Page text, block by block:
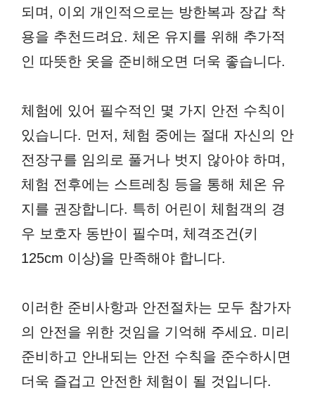
되며, 이외 개인적으로는 방한복과 장갑 착
용을 추천드려요. 체온 유지를 위해 추가적
인 따뜻한 옷을 준비해오면 더욱 좋습니다.
체험에 있어 필수적인 몇 가지 안전 수칙이
있습니다. 먼저, 체험 중에는 절대 자신의 안
전장구를 임의로 풀거나 벗지 않아야 하며,
체험 전후에는 스트레칭 등을 통해 체온 유
지를 권장합니다. 특히 어린이 체험객의 경
우 보호자 동반이 필수며, 체격조건(키
125cm 이상)을 만족해야 합니다.
이러한 준비사항과 안전절차는 모두 참가자
의 안전을 위한 것임을 기억해 주세요. 미리
준비하고 안내되는 안전 수칙을 준수하시면
더욱 즐겁고 안전한 체험이 될 것입니다.